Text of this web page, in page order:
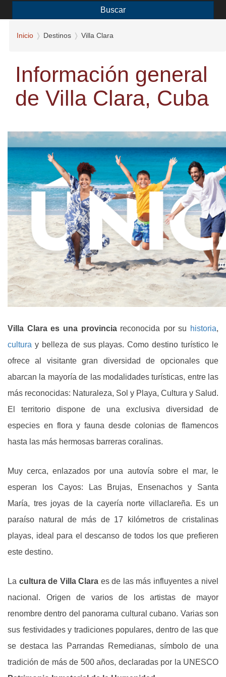
Buscar
Inicio Destinos Villa Clara
Información general
de Villa Clara, Cuba
Villa Clara es una provinciareconocida por su historia,
cultura y belleza de sus playas. Como destino turístico le
ofrece al visitante gran diversidad de opcionales que
abarcan la mayoría de las modalidades turísticas, entre las
más reconocidas: Naturaleza, Sol y Playa, Cultura y Salud.
El territorio dispone de una exclusiva diversidad de
especies en flora y fauna desde colonias de flamencos
hasta las más hermosas barreras coralinas.
Muy cerca, enlazados por una autovía sobre el mar, le
esperan los Cayos: Las Brujas, Ensenachos y Santa
María, tres joyas de la cayería norte villaclareña. Es un
paraíso natural de más de 17 kilómetros de cristalinas
playas, ideal para el descanso de todos los que prefieren
este destino.
La cultura de Villa Clara es de las más influyentes a nivel
nacional. Origen de varios de los artistas de mayor
renombre dentro del panorama cultural cubano. Varias son
sus festividades y tradiciones populares, dentro de las que
se destaca las Parrandas Remedianas, símbolo de una
tradición de más de 500 años, declaradas por la UNESCO